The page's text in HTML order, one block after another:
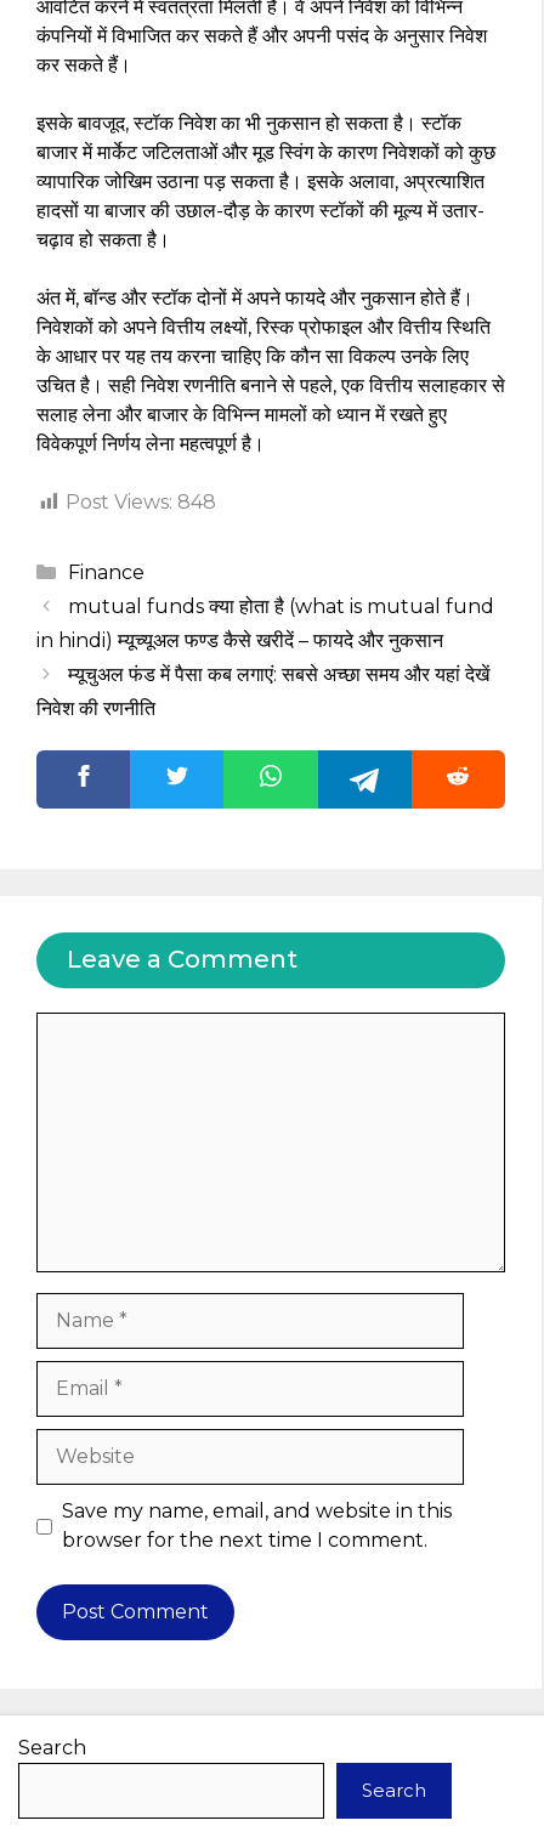
आवंटित करने में स्वतंत्रता मिलती है। वे अपने निवेश को विभिन्न
कंपनियों में विभाजित कर सकते हैं और अपनी पसंद के अनुसार निवेश
कर सकते हैं।
इसके बावजूद, स्टॉक निवेश का भी नुकसान हो सकता है। स्टॉक
बाजार में मार्केट जटिलताओं और मूड स्विंग के कारण निवेशकों को कुछ
व्यापारिक जोखिम उठाना पड़ सकता है। इसके अलावा, अप्रत्याशित
हादसों या बाजार की उछाल-दौड़ के कारण स्टॉकों की मूल्य में उतार-
चढ़ाव हो सकता है।
अंत में, बॉन्ड और स्टॉक दोनों में अपने फायदे और नुकसान होते हैं।
निवेशकों को अपने वित्तीय लक्ष्यों, रिस्क प्रोफाइल और वित्तीय स्थिति
के आधार पर यह तय करना चाहिए कि कौन सा विकल्प उनके लिए
उचित है। सही निवेश रणनीति बनाने से पहले, एक वित्तीय सलाहकार से
सलाह लेना और बाजार के विभिन्न मामलों को ध्यान में रखते हुए
विवेकपूर्ण निर्णय लेना महत्वपूर्ण है।
Post Views: 848
Categories
Finance
mutual funds क्या होता है (what is mutual fund
in hindi) म्यूच्यूअल फण्ड कैसे खरीदें – फायदे और नुकसान
म्यूचुअल फंड में पैसा कब लगाएं: सबसे अच्छा समय और यहां देखें
निवेश की रणनीति
Leave a Comment
Website
Save my name, email, and website in this
browser for the next time I comment.
Search
Search